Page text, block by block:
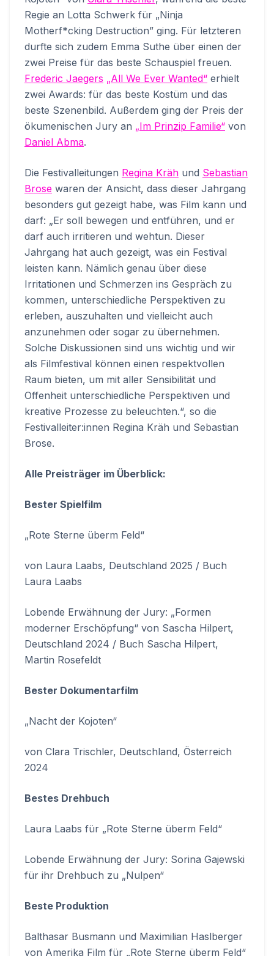
Regie an Lotta Schwerk für „Ninja
Motherf*cking Destruction” ging. Für letzteren
durfte sich zudem Emma Suthe über einen der
zwei Preise für das beste Schauspiel freuen.
Frederic Jaegers „All We Ever Wanted“ erhielt
zwei Awards: für das beste Kostüm und das
beste Szenenbild. Außerdem ging der Preis der
ökumenischen Jury an „Im Prinzip Familie“ von
Daniel Abma.
Die Festivalleitungen Regina Kräh und Sebastian
Brose waren der Ansicht, dass dieser Jahrgang
besonders gut gezeigt habe, was Film kann und
darf: „Er soll bewegen und entführen, und er
darf auch irritieren und wehtun. Dieser
Jahrgang hat auch gezeigt, was ein Festival
leisten kann. Nämlich genau über diese
Irritationen und Schmerzen ins Gespräch zu
kommen, unterschiedliche Perspektiven zu
erleben, auszuhalten und vielleicht auch
anzunehmen oder sogar zu übernehmen.
Solche Diskussionen sind uns wichtig und wir
als Filmfestival können einen respektvollen
Raum bieten, um mit aller Sensibilität und
Offenheit unterschiedliche Perspektiven und
kreative Prozesse zu beleuchten.“, so die
Festivalleiter:innen Regina Kräh und Sebastian
Brose.
Alle Preisträger im Überblick:
Bester Spielfilm
„Rote Sterne überm Feld“
von Laura Laabs, Deutschland 2025 / Buch
Laura Laabs
Lobende Erwähnung der Jury: „Formen
moderner Erschöpfung“ von Sascha Hilpert,
Deutschland 2024 / Buch Sascha Hilpert,
Martin Rosefeldt
Bester Dokumentarfilm
„Nacht der Kojoten“
von Clara Trischler, Deutschland, Österreich
2024
Bestes Drehbuch
Laura Laabs für „Rote Sterne überm Feld“
Lobende Erwähnung der Jury: Sorina Gajewski
für ihr Drehbuch zu „Nulpen“
Beste Produktion
Balthasar Busmann und Maximilian Haslberger
von Amerika Film für „Rote Sterne überm Feld“